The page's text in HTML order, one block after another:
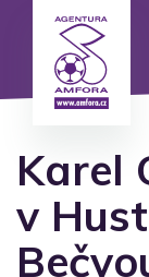
Karel
v